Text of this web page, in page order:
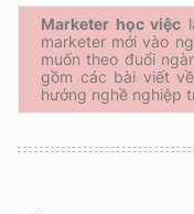
Marketer học việc
marketer mới vào
muốn theo đuổi
gồm các bài viết
hướng nghề nghiệp